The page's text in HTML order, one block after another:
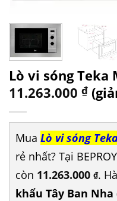
Lò vi sóng Teka
11.263.000 ₫
Mua Lò vi sóng
rẻ nhất? Tại
còn 11.263.000 ₫.
khẩu Tây Ban